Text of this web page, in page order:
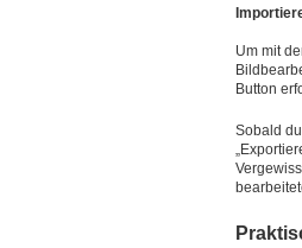
Um mit
Button
Sobald